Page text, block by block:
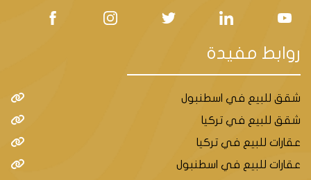
روابط مفيدة
شقق للبيع في اسطنبول
شقق للبيع في تركيا
عقارات للبيع في تركيا
عقارات للبيع في اسطنبول